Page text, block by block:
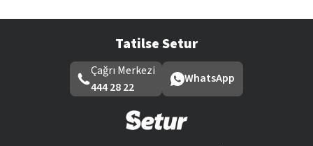
Tatilse Setur
Çağrı Merkezi
444 28 22
WhatsApp